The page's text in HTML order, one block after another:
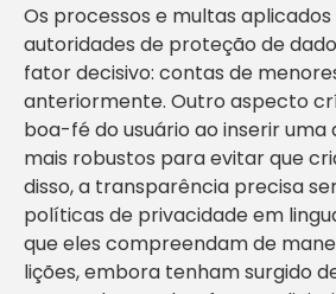
Os processos e multas
autoridades de proteção de
fator decisivo: contas de
anteriormente. Outro aspecto
boa-fé do usuário ao inserir
mais robustos para evitar que
disso, a transparência precisa
políticas de privacidade em
que eles compreendam de
lições, embora tenham surgido